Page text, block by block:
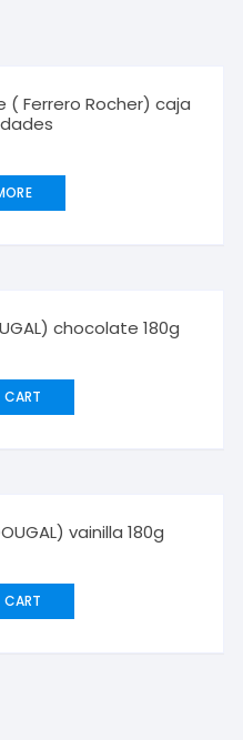
Ferrero Rocher) caja
chocolate 180g
vainilla 180g